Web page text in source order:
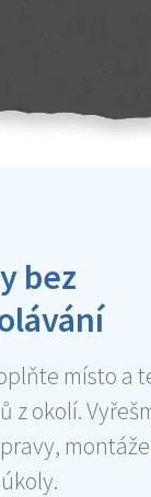
bez
místo a
z okolí.